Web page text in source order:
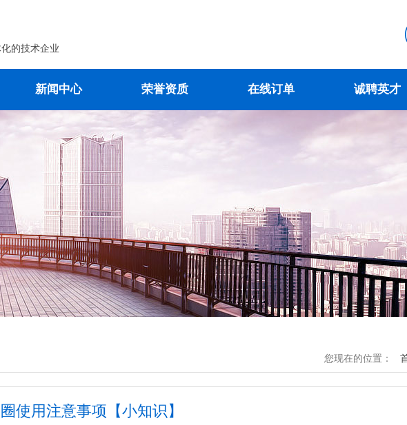
的技术企业
新闻中心 荣誉资质 在线订单 诚聘英才
您现在的位置：
使用注意事项【小知识】